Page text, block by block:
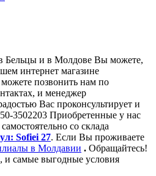
Бельцы и в Молдове Вы можете,
интернет магазине
позвонить нам по
и менеджер
Вас проконсультирует и
3502203 Приобретенные у нас
со склада
Sofiei 27. Если Вы проживаете
в Молдавии . Обращайтесь!
и самые выгодные условия